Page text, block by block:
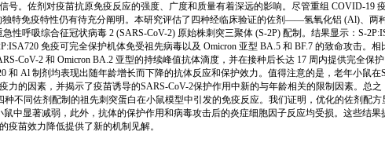
。佐剂对疫苗抗原免疫反应的强度、广度和质量有着深远的影响。尽管重组 COVID-19
特免疫特性仍有待充分阐明。本研究评估了四种经临床验证的佐剂——氢氧化铝 (Al)、两
呼吸综合征冠状病毒 2 (SARS-CoV-2) 原始株刺突三聚体 (S-2P) 配制。结果显示：S-
免疫可完全保护机体免受祖先病毒以及 Omicron 亚型 BA.5 和 BF.7 的致命攻击。相
CoV-2 和 Omicron BA.2 亚型的持续峰值抗体滴度，并在接种后长达 17 周内提供完全保
Al 制剂均表现出随年龄增长而下降的抗体反应和保护效力。值得注意的是，老年小鼠
的因素，并揭示了疫苗诱导的SARS-CoV-2保护作用中新的与年龄相关的限制因素。总
不同佐剂配制的祖先刺突蛋白在小鼠模型中引发的免疫反应。我们证明，优化的佐剂配
中显著减弱，此外，抗体的保护作用和病毒攻击后的炎症细胞因子反应均受损。这些结
苗效力降低提供了新的机制见解。